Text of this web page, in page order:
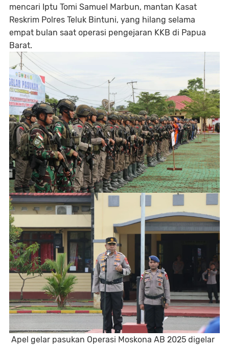
mencari Iptu Tomi Samuel Marbun, mantan Kasat
Reskrim Polres Teluk Bintuni, yang hilang selama
empat bulan saat operasi pengejaran KKB di Papua
Barat.
Apel gelar pasukan Operasi Moskona AB 2025 digelar